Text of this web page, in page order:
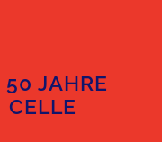
JAHRE